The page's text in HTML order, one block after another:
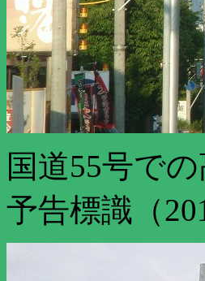
国道55号で
予告標識（